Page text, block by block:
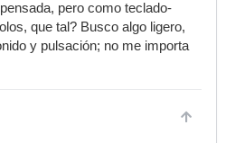
pero como teclado-
que tal? Busco algo ligero,
y pulsación; no me importa